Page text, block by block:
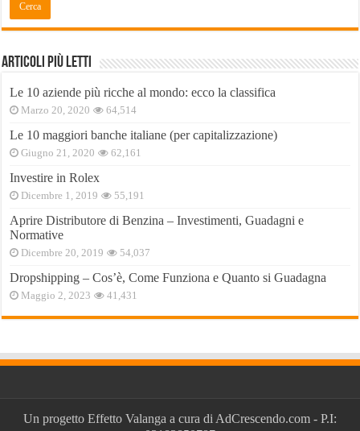
Articoli Più Letti
Le 10 aziende più ricche al mondo: ecco la classifica
Marzo 20, 2020 64,514
Le 10 maggiori banche italiane (per capitalizzazione)
Giugno 21, 2020 62,161
Investire in Rolex
Dicembre 1, 2019 55,191
Aprire Distributore di Benzina – Investimenti, Guadagni e
Normative
Dicembre 20, 2019 54,037
Dropshipping – Cos’è, Come Funziona e Quanto si Guadagna
Maggio 2, 2023 41,431
Un progetto Effetto Valanga a cura di AdCrescendo.com - P.I: